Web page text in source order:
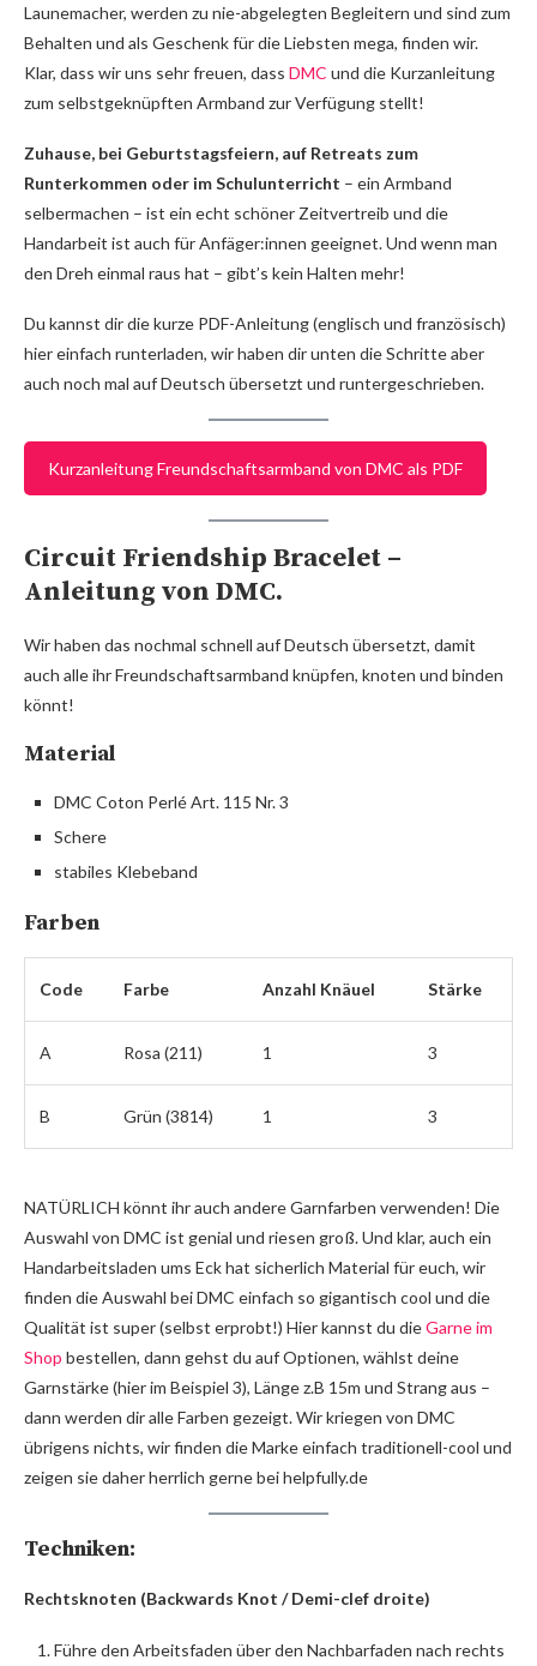
Launemacher, werden zu nie-abgelegten Begleitern und sind zum
Behalten und als Geschenk für die Liebsten mega, finden wir.
Klar, dass wir uns sehr freuen, dass DMC und die Kurzanleitung
zum selbstgeknüpften Armband zur Verfügung stellt!
Zuhause, bei Geburtstagsfeiern, auf Retreats zum
Runterkommen oder im Schulunterricht – ein Armband
selbermachen – ist ein echt schöner Zeitvertreib und die
Handarbeit ist auch für Anfäger:innen geeignet. Und wenn man
den Dreh einmal raus hat – gibt’s kein Halten mehr!
Du kannst dir die kurze PDF-Anleitung (englisch und französisch)
hier einfach runterladen, wir haben dir unten die Schritte aber
auch noch mal auf Deutsch übersetzt und runtergeschrieben.
Kurzanleitung Freundschaftsarmband von DMC als PDF
Circuit Friendship Bracelet –
Anleitung von DMC.
Wir haben das nochmal schnell auf Deutsch übersetzt, damit
auch alle ihr Freundschaftsarmband knüpfen, knoten und binden
könnt!
Material
DMC Coton Perlé Art. 115 Nr. 3
Schere
stabiles Klebeband
Farben
Code Farbe Anzahl Knäuel Stärke
A Rosa (211) 1 3
B Grün (3814) 1 3
NATÜRLICH könnt ihr auch andere Garnfarben verwenden! Die
Auswahl von DMC ist genial und riesen groß. Und klar, auch ein
Handarbeitsladen ums Eck hat sicherlich Material für euch, wir
finden die Auswahl bei DMC einfach so gigantisch cool und die
Qualität ist super (selbst erprobt!) Hier kannst du dieGarne im
Shop bestellen, dann gehst du auf Optionen, wählst deine
Garnstärke (hier im Beispiel 3), Länge z.B 15m und Strang aus –
dann werden dir alle Farben gezeigt. Wir kriegen von DMC
übrigens nichts, wir finden die Marke einfach traditionell-cool und
zeigen sie daher herrlich gerne bei helpfully.de
Techniken:
Rechtsknoten (Backwards Knot / Demi-clef droite)
Führe den Arbeitsfaden über den Nachbarfaden nach rechts